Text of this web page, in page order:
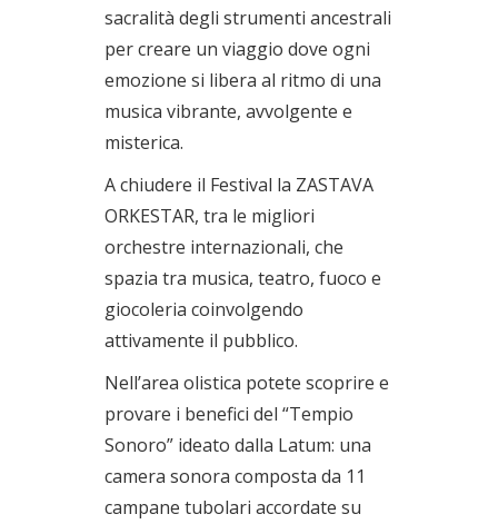
sacralità degli strumenti ancestrali
per creare un viaggio dove ogni
emozione si libera al ritmo di una
musica vibrante, avvolgente e
misterica.
A chiudere il Festival la ZASTAVA
ORKESTAR, tra le migliori
orchestre internazionali, che
spazia tra musica, teatro, fuoco e
giocoleria coinvolgendo
attivamente il pubblico.
Nell’area olistica potete scoprire e
provare i benefici del “Tempio
Sonoro” ideato dalla Latum: una
camera sonora composta da 11
campane tubolari accordate su